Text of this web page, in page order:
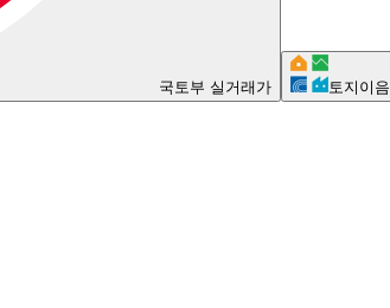
국토부 실거래가 토지이음